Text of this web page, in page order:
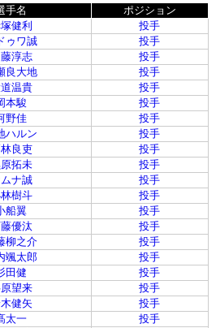
手名
ポジション
健利
投手
ゥワ誠
投手
淳志
投手
良大地
投手
温貴
投手
本駿
投手
野佳
投手
ハルン
投手
良吏
投手
拓未
投手
ナ誠
投手
樹斗
投手
船翼
投手
優汰
投手
柳之介
投手
颯太郎
投手
田健
投手
望来
投手
健矢
投手
太一
投手